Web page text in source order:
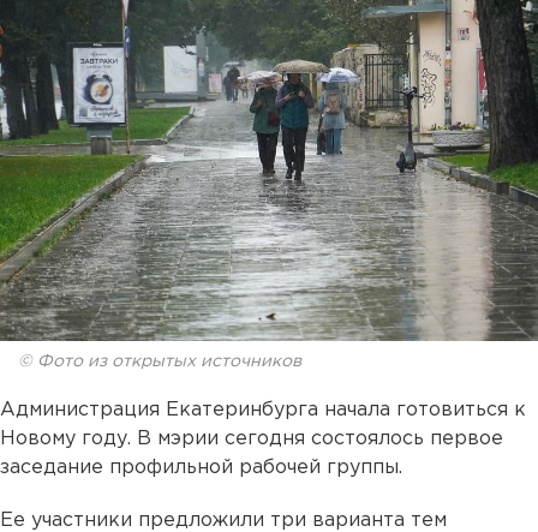
© Фото из открытых источников
Администрация Екатеринбурга начала готовиться к
Новому году. В мэрии сегодня состоялось первое
заседание профильной рабочей группы.
Ее участники предложили три варианта тем